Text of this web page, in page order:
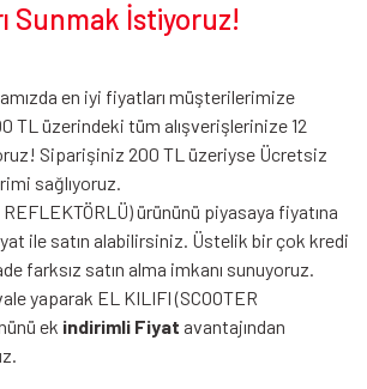
Sunmak İstiyoruz!
en iyi fiyatları müşterilerimize
TL üzerindeki tüm alışverişlerinize 12
Siparişiniz 200 TL üzeriyse Ücretsiz
sağlıyoruz.
REFLEKTÖRLÜ) ürününü piyasaya fiyatına
ile satın alabilirsiniz. Üstelik bir çok kredi
farksız satın alma imkanı sunuyoruz.
yaparak EL KILIFI (SCOOTER
ek indirimli Fiyat avantajından